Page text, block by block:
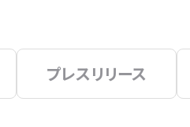
プレスリリース